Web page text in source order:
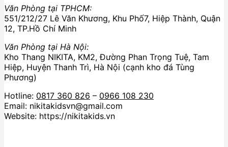
Văn Phòng tại TPHCM:
551/212/27 Lê Văn Khương, Khu Phố7, Hiệp Thành, Quận
12, TP.Hồ Chí Minh
Văn Phòng tại Hà Nội:
Kho Thang NIKITA, KM2, Đường Phan Trọng Tuệ, Tam
Hiệp, Huyện Thanh Trì, Hà Nội (cạnh kho đá Tùng
Phương)
Hotline: 0817 360 826 – 0966 108 230
Email: nikitakidsvn@gmail.com
Website: https://nikitakids.vn